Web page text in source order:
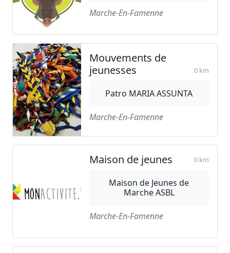
Marche-En-Famenne
Mouvements de
jeunesses
0 km
Patro MARIA ASSUNTA
Marche-En-Famenne
Maison de jeunes 0 km
Maison de Jeunes de
Marche ASBL
Marche-En-Famenne